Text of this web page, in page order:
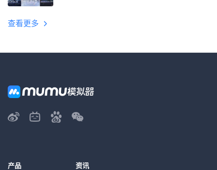
查看更多
产品 资讯